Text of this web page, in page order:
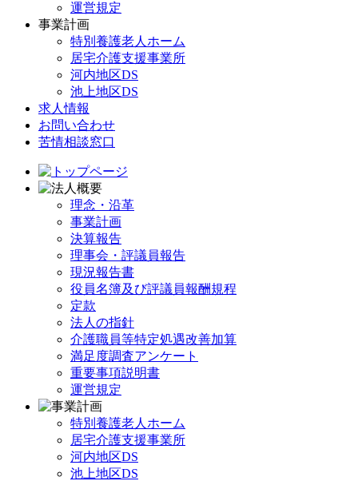
運営規定
事業計画
特別養護老人ホーム
居宅介護支援事業所
河内地区DS
池上地区DS
求人情報
お問い合わせ
苦情相談窓口
理念・沿革
事業計画
決算報告
理事会・評議員報告
現況報告書
役員名簿及び評議員報酬規程
定款
法人の指針
介護職員等特定処遇改善加算
満足度調査アンケート
重要事項説明書
運営規定
特別養護老人ホーム
居宅介護支援事業所
河内地区DS
池上地区DS